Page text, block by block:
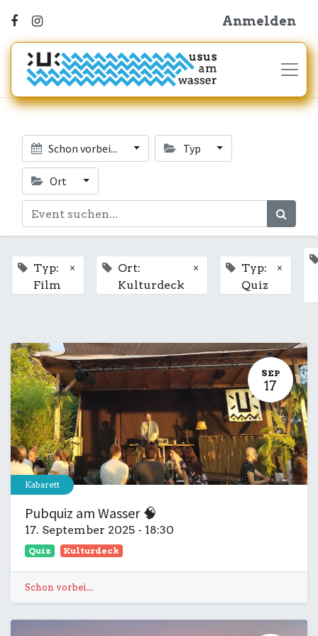
Anmelden
Schon vorbei... Typ
Ort
Typ:
Film
×
Ort:
Kulturdeck
×
Typ:
Quiz
×
SEP
17
Kabarett
Pubquiz am Wasser 🧠
17. September 2025 - 18:30
Quiz Kulturdeck
Schon vorbei...